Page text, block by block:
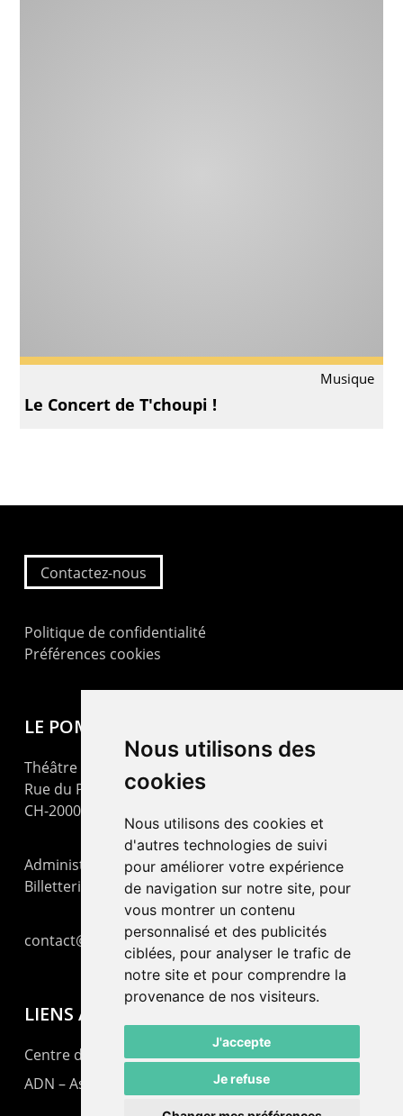
Nous utilisons des
cookies
Nous utilisons des cookies et
d'autres technologies de suivi
pour améliorer votre expérience
de navigation sur notre site, pour
vous montrer un contenu
personnalisé et des publicités
ciblées, pour analyser le trafic de
notre site et pour comprendre la
provenance de nos visiteurs.
J'accepte
Je refuse
Musique
Le Concert de T'choupi !
Contactez-nous
Politique de confidentialité
Préférences cookies
LE POMMIER
Théâtre – Centre Culturel Neuchâtelois
Rue du Pommier 9
CH-2000 Neuchâtel
Administration : +41 32 725 03 03
Billetterie : +41 32 725 05 05
contact@lepommier.ch
LIENS AMIS
Centre de culture ABC
ADN – Association Danse Neuchâtel